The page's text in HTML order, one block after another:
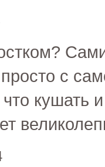
с
кушать